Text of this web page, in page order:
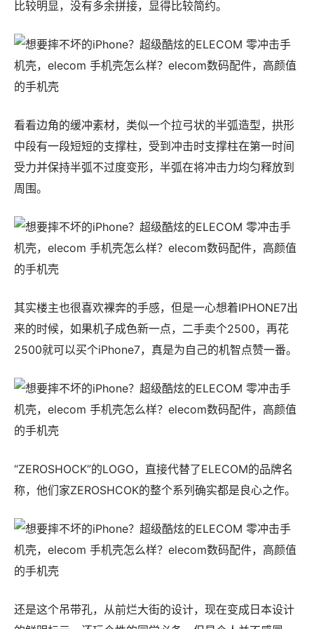
比较明显，没有多余拼接，显得比较简约。
看看边角的缓冲素材，类似一个拉弓状的半弧造型，拱形
中段有一段短短的支撑柱，受到冲击时支撑柱在第一时间
受力并保持半弧不过度变形，半弧在将冲击力均匀释放到
周围。
其实楼主也很喜欢裸奔的手感，但是一心想着IPHONE7出
来的时候，如果机子成色新一点，二手卖个2500，再花
2500就可以买个iPhone7，真是为自己的机智点赞一番。
“ZEROSHOCK”的LOGO，直接代替了ELECOM的品牌名
称，他们家ZEROSHCOK的整个系列确实都是良心之作。
还是这个吊带孔，从前烂大街的设计，现在变成日本设计